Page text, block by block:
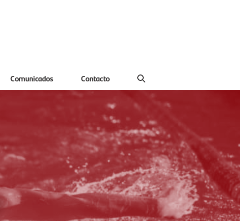
Comunicados Contacto